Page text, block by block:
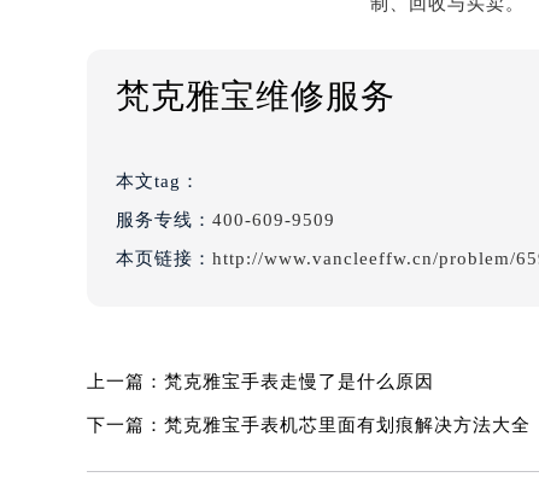
梵克雅宝维修服务
本文tag：
服务专线： 400-609-9509
本页链接： http://www.vancleeffw.cn/problem/
上一篇： 梵克雅宝手表走慢了是什么原因
下一篇： 梵克雅宝手表机芯里面有划痕解决方法大全